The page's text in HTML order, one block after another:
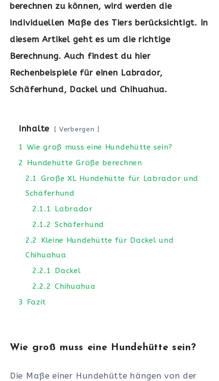
berechnen zu können, wird werden die
individuellen Maße des Tiers berücksichtigt. In
diesem Artikel geht es um die richtige
Berechnung. Auch findest du hier
Rechenbeispiele für einen Labrador,
Schäferhund, Dackel und Chihuahua.
Inhalte Verbergen
1 Wie groß muss eine Hundehütte sein?
2 Hundehütte Größe berechnen
2.1
Große XL Hundehütte für Labrador und
Schäferhund
2.1.1
Labrador
2.1.2 Schäferhund
2.2
Kleine Hundehütte für Dackel und
Chihuahua
2.2.1
Dackel
2.2.2 Chihuahua
3
Fazit
Wie groß muss eine Hundehütte sein?
Die Maße einer Hundehütte hängen von der